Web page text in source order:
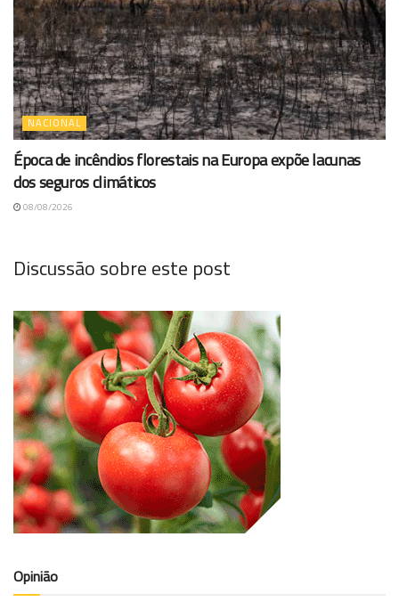
NACIONAL
Época de incêndios florestais na Europa expõe lacunas
dos seguros climáticos
08/08/2026
Discussão sobre este post
Opinião